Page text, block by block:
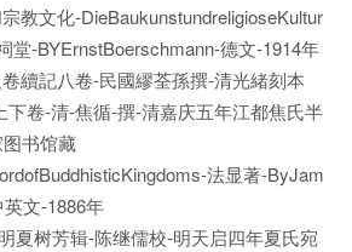
教文化-DieBaukunstundreligioseKultur
堂-BYErnstBoerschmann-德文-1914年
續記八卷-民國繆荃孫撰-清光緒刻本
下卷-清-焦循-撰-清嘉庆五年江都焦氏半
书馆藏
法显著-ByJam
文-1886年
夏树芳辑-陈继儒校-明天启四年夏氏宛